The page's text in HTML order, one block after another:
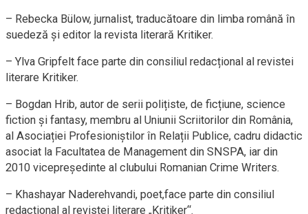
– Rebecka Bülow, jurnalist, traducătoare din limba română în
suedeză și editor la revista literară Kritiker.
– Ylva Gripfelt face parte din consiliul redacțional al revistei
literare Kritiker.
– Bogdan Hrib, autor de serii polițiste, de ficțiune, science
fiction și fantasy, membru al Uniunii Scriitorilor din România,
al Asociației Profesioniștilor în Relații Publice, cadru didactic
asociat la Facultatea de Management din SNSPA, iar din
2010 vicepreședinte al clubului Romanian Crime Writers.
– Khashayar Naderehvandi, poet,face parte din consiliul
redacțional al revistei literare „Kritiker“.